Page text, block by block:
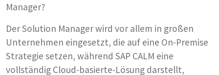
Manager?
Der Solution Manager wird vor allem in großen
Unternehmen eingesetzt, die auf eine On-Premise
Strategie setzen, während SAP CALM eine
vollständig Cloud-basierte-Lösung darstellt,